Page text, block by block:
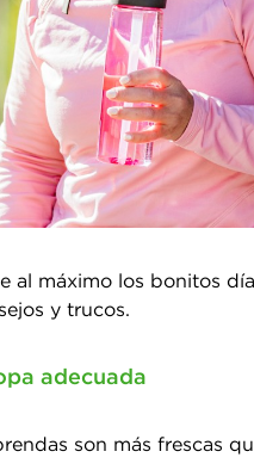
al máximo los bonitos
y trucos.
adecuada
son más frescas